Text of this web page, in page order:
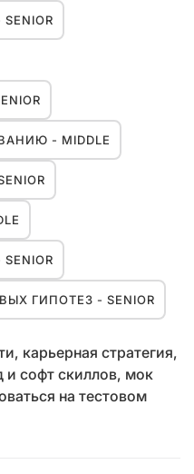
- MIDDLE
ГИПОТЕЗ - SENIOR
карьерная стратегия,
и софт скиллов, мок
на тестовом